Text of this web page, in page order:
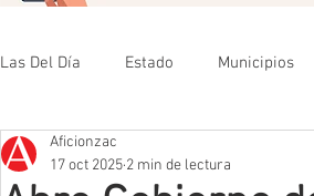
Las Del Día Estado Municipios
Que no se olvide
Aficionzac
17 oct 2025 2 min de lectura